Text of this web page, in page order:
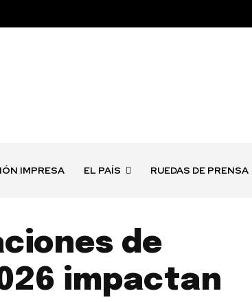
IMPRESA EL PAÍS RUEDAS DE PRENSA
de
impactan